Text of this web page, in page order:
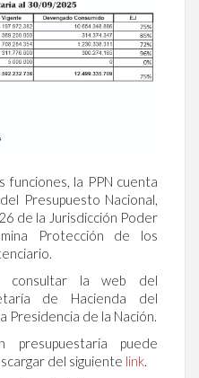
funciones, la PPN cuenta
Presupuesto Nacional,
de la Jurisdicción Poder
Protección de los
consultar la web del
de Hacienda del
Presidencia de la Nación.
puede
del siguiente link.